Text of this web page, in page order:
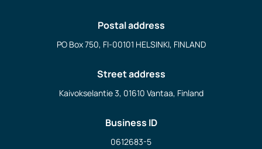
Postal address
PO Box 750, FI-00101 HELSINKI, FINLAND
Street address
Kaivokselantie 3, 01610 Vantaa, Finland
Business ID
0612683-5